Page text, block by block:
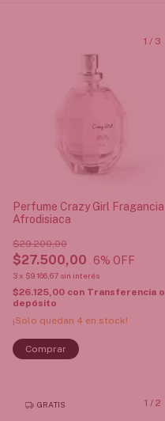
1 / 3
Perfume Crazy Girl Fragancia
Afrodisiaca
$27.500,00
$29.200,00
6% OFF
3 x $9.166,67 sin interés
$26.125,00 con Transferencia o
depósito
¡Solo quedan 4 en stock!
1 / 2
GRATIS